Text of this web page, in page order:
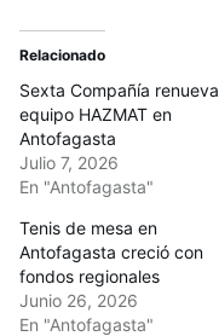
Relacionado
Sexta Compañía renueva
equipo HAZMAT en
Antofagasta
Julio 7, 2026
En "Antofagasta"
Tenis de mesa en
Antofagasta creció con
fondos regionales
Junio 26, 2026
En "Antofagasta"